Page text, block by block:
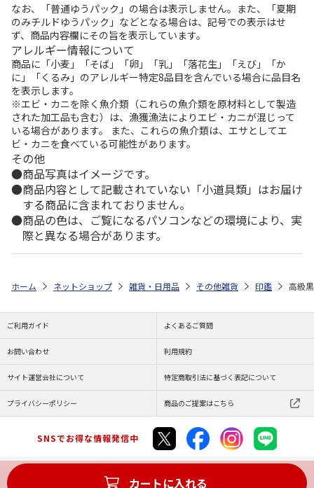
なお、「普通ゆうパック」の場合は表示しません。また、「夏期
のみチルドゆうパック」などとなる場合は、記号での表示はせ
ず、商品内容欄にその旨を表示しています。
アレルギー情報について
商品に「小麦」「そば」「卵」「乳」「落花生」「えび」「か
に」「くるみ」のアレルギー特定8品目を含んでいる場合に品目名
を表示します。
※エビ・カニを除く魚介類（これらの魚介類を原材料として製造
された加工品も含む）は、漁獲漁法によりエビ・カニが混じって
いる場合があります。 また、これらの魚介類は、エサとしてエ
ビ・カニを食べている可能性があります。
その他
商品写真はイメージです。
商品内容として記載されていない「小道具類」はお届け
する商品に含まれておりません。
商品の色は、ご覧になるパソコンなどの環境により、実
際と異なる場合があります。
カートに入れる
ホーム ネットショップ 雑貨・日用品 その他雑貨 印鑑 高級
ご利用ガイド よくあるご質問
お問い合わせ 利用規約
サイト運営会社について 特定商取引法に基づく表記について
プライバシーポリシー 商品のご提案はこちら
SNSでお得な情報発信中